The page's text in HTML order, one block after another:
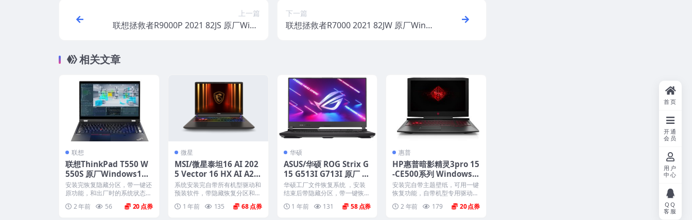
上一篇
联想拯救者R9000P 2021 82JS 原厂Wind
下一篇
联想拯救者R7000 2021 82JW 原厂Windo
相关文章
联想
联想ThinkPad T550 W
550S 原厂Windows10
专业版 oem系统镜像下
载
安装完恢复隐藏分区，带一键还
原功能，和出厂时的系统状态一
模一样。 机型(MTM)...
2 年前 56 20
微星
MSI/微星泰坦16 AI 202
5 Vector 16 HX AI A2X
WIG 原厂Windows11系
统 工厂文件 带F3一键还
原
系统安装完自带所有机型驱动和
预装软件，带隐藏恢复分区和F3
一键还原，系统恢复到新...
1 年前 135 68
华硕
ASUS/华硕 ROG Strix G
15 G513I G713I 原厂 W
in10 家庭版系统 工厂文
件 带ASUS Recovery恢
复
华硕工厂文件恢复系统 ，安装
结束后带隐藏分区，带一键恢
复，以及机器所有的驱动和软...
1 年前 131 58
惠普
HP惠普暗影精灵3pro 15
-CE500系列 Windows1
0原厂oem系统镜像下载
安装完自带主题壁纸，可用一键
恢复功能，自带机型专用驱动和
软件，将电脑恢复到出厂时...
2 年前 179 20
首页
开通
会员
用户
中心
QQ
客服